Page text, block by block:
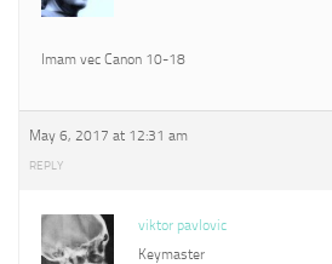
Imam vec Canon 10-18
May 6, 2017 at 12:31 am
REPLY
viktor pavlovic
Keymaster